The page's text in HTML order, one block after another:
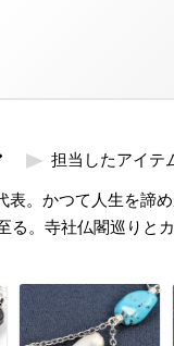
担当したアイテ
表。かつて人生を諦
る。寺社仏閣巡りと